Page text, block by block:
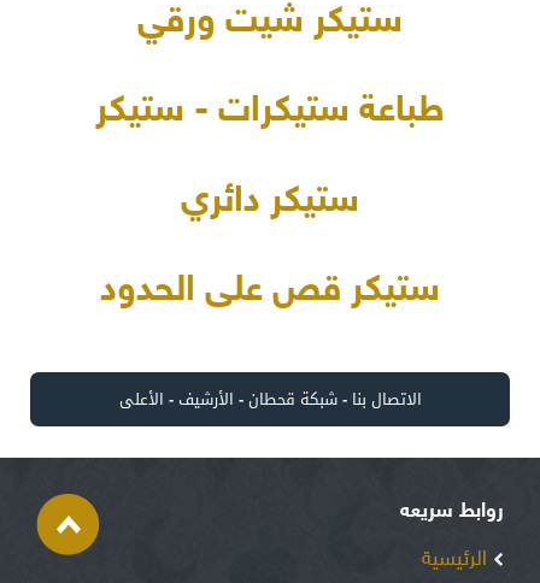
ستيكر شيت ورقي
طباعة ستيكرات - ستيكر
ستيكر دائري
ستيكر قص على الحدود
الاتصال بنا -شبكة قحطان- الأرشيف- الأعلى
روابط سريعه
الرئيسية